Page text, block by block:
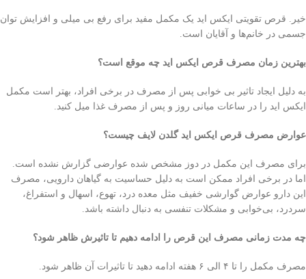
خیر. قرص تقویتی ایکس اید یک مکمل مفید برای رفع بی میلی و افزایش توان
جسمی در خانم‌ها و آقایان است.
بهترین زمان مصرف قرص ایکس اید چه موقع است؟
به دلیل ایجاد تاثیر بی خوابی پس از مصرف در برخی افراد، بهتر است مکمل
ایکس اید را در ساعات میانی روز و پس از مصرف غذا میل کنید.
عوارض مصرف قرص ایکس اید گلدن لایف چیست؟
برای مصرف این مکمل در دوز مشخص شده عوارضی گزارش نشده است.
اما در برخی افراد ممکن است به دلیل حساسیت به گیاهان دارویی، مصرف
این دارو عوارض گوارشی خفیف مثل معده درد، تهوع، اسهال و استفراغ،
سردرد، بی‌خوابی و مشکلات تنفسی به دنبال داشته باشد.
چه مدت زمانی مصرف این قرص را ادامه دهیم تا تاثیرش ظاهر شود؟
مصرف مکمل را تا ۴ الی ۶ هفته ادامه دهید تا تاثیرات آن ظاهر شود.